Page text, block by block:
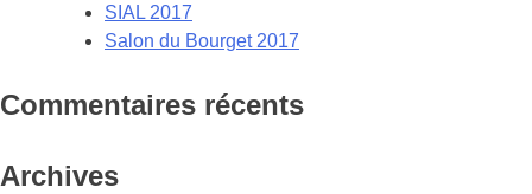
SIAL 2017
Salon du Bourget 2017
Commentaires récents
Archives